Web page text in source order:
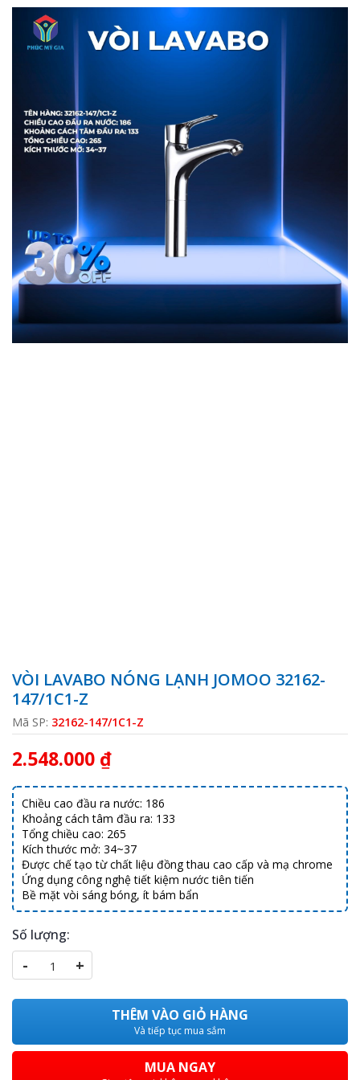
VÒI LAVABO NÓNG LẠNH JOMOO 32162-
147/1C1-Z
Mã SP: 32162-147/1C1-Z
2.548.000 ₫
Chiều cao đầu ra nước: 186
Khoảng cách tâm đầu ra: 133
Tổng chiều cao: 265
Kích thước mở: 34~37
Được chế tạo từ chất liệu đồng thau cao cấp và mạ chrome
Ứng dụng công nghệ tiết kiệm nước tiên tiến
Bề mặt vòi sáng bóng, ít bám bẩn
Số lượng:
- +
THÊM VÀO GIỎ HÀNG
Và tiếp tục mua sắm
MUA NGAY